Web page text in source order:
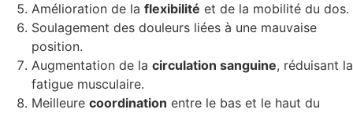
Amélioration de la flexibilité et de la mobilité du dos.
Soulagement des douleurs liées à une mauvaise
position.
Augmentation de la circulation sanguine, réduisant la
fatigue musculaire.
Meilleure coordination entre le bas et le haut du